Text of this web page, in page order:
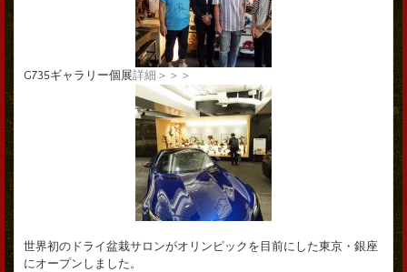
G735ギャラリー個展詳細＞＞＞
世界初のドライ盆栽サロンがオリンピックを目前にした東京・銀座
にオープンしました。